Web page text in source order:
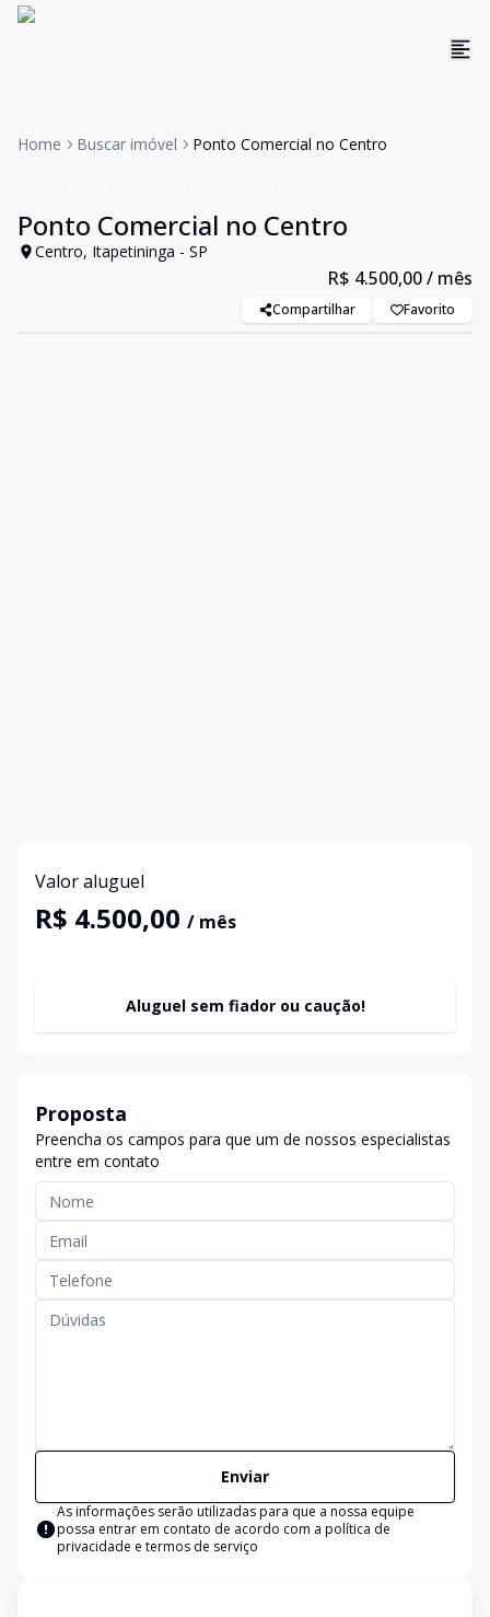
Home Buscar imóvel Ponto Comercial no Centro
Ponto Comercial no Centro
Centro, Itapetininga - SP
R$ 4.500,00/ mês
Compartilhar Favorito
Valor aluguel
R$ 4.500,00 / mês
Aluguel sem fiador ou caução!
Proposta
Preencha os campos para que um de nossos especialistas
entre em contato
Enviar
As informações serão utilizadas para que a nossa equipe
possa entrar em contato de acordo com a política de
privacidade e termos de serviço